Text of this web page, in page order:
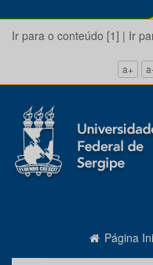
Ir para o conteúdo [1] | Ir
a+
Página